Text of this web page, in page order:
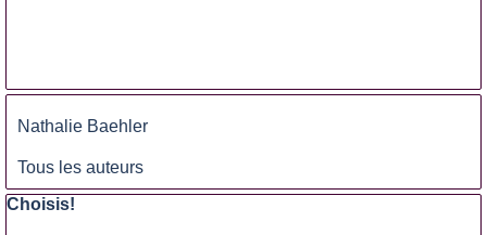
Nathalie Baehler
Tous les auteurs
Sauter le bloc Choisis!
Choisis!